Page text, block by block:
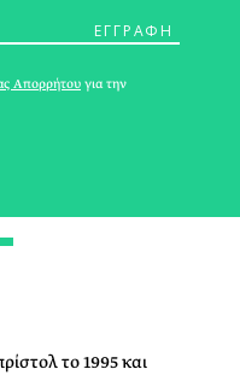
το 1995 και
Απορρήτου για την